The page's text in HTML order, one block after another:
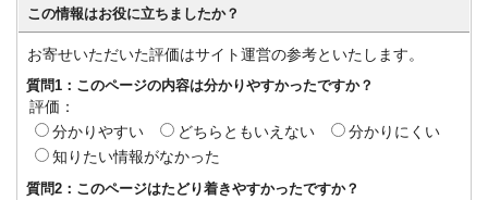
この情報はお役に立ちましたか？
お寄せいただいた評価はサイト運営の参考といたします。
質問1：このページの内容は分かりやすかったですか？
評価：
分かりやすい
どちらともいえない
分かりにくい
知りたい情報がなかった
質問2：このページはたどり着きやすかったですか？